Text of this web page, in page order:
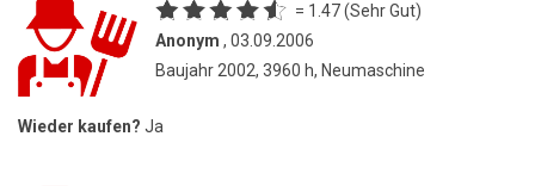
= 1.47 (Sehr Gut)
Anonym , 03.09.2006
Baujahr 2002, 3960 h, Neumaschine
Wieder kaufen? Ja